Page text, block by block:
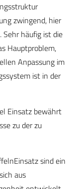
zwingend, hier
häufig ist die
Hauptproblem,
Anpassung im
ist in der
Einsatz bewährt
zu der zu
sind ein
aus